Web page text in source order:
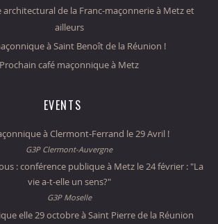
de la Franc-maçonnerie à Metz et
ailleurs
à Saint Benoît de la Réunion !
Prochain café maçonnique à Metz
EVENTS
à Clermont-Ferrand le 29 Avril !
G3P Clermont-Auvergne
: conférence publique à Metz le 24 février : "La
vie a-t-elle un sens?"
G3P Moselle
elle 29 octobre à Saint Pierre de la Réunion